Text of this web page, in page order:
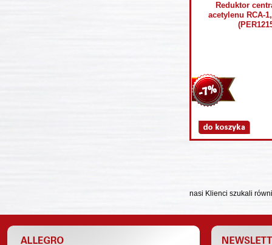
Reduktor
acetylenu RCA-
nasi Klienci szukali